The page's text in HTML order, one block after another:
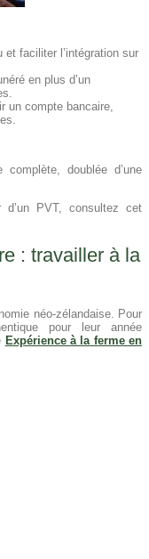
et faciliter l’intégration sur
en plus d’un
un compte bancaire,
complète, doublée d’une
d’un PVT, consultez cet
: travailler à la
néo-zélandaise. Pour
pour leur année
Expérience à la ferme en